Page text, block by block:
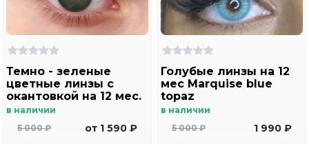
Темно - зеленые
цветные линзы c
окантовкой на 12 мес.
Максимально
ультратонкие и
в наличии
5 000 ₽
от 1 590 ₽
Голубые линзы на 12
мес Marquise blue
topaz
в наличии
5 000 ₽
1 990 ₽